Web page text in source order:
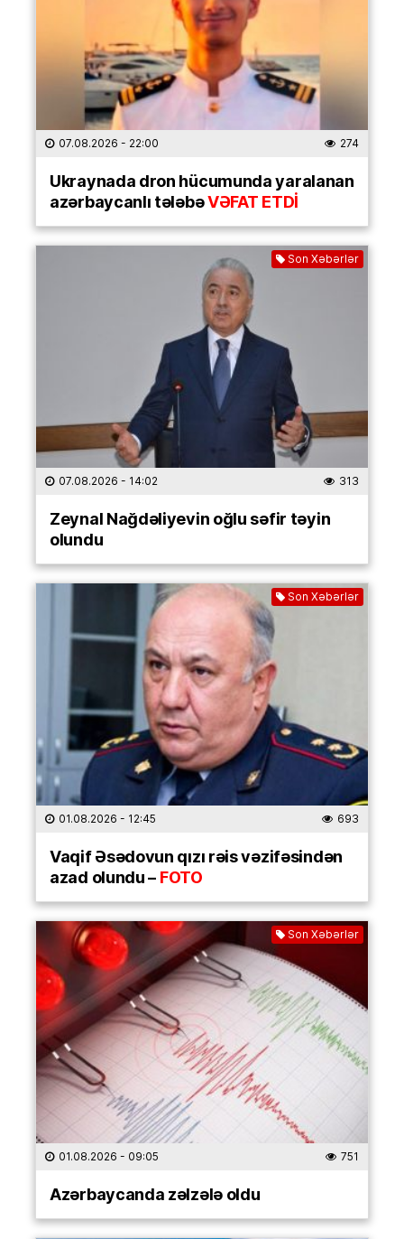
07.08.2026 - 22:00 274
Ukraynada dron hücumunda yaralanan
azərbaycanlı tələbəVƏFAT ETDİ
Son Xəbərlər
07.08.2026 - 14:02 313
Zeynal Nağdəliyevin oğlu səfir təyin
olundu
Son Xəbərlər
01.08.2026 - 12:45 693
Vaqif Əsədovun qızı rəis vəzifəsindən
azad olundu –FOTO
Son Xəbərlər
01.08.2026 - 09:05 751
Azərbaycanda zəlzələ oldu